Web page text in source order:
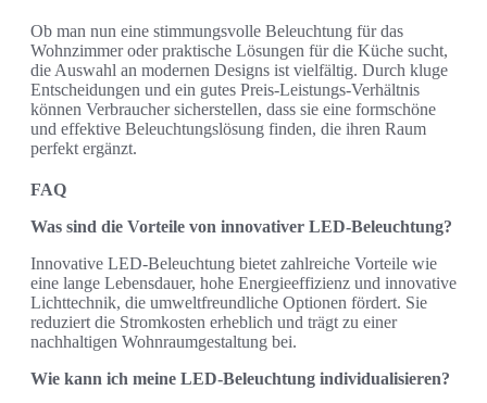
Ob man nun eine stimmungsvolle Beleuchtung für das
Wohnzimmer oder praktische Lösungen für die Küche sucht,
die Auswahl an modernen Designs ist vielfältig. Durch kluge
Entscheidungen und ein gutes Preis-Leistungs-Verhältnis
können Verbraucher sicherstellen, dass sie eine formschöne
und effektive Beleuchtungslösung finden, die ihren Raum
perfekt ergänzt.
FAQ
Was sind die Vorteile von innovativer LED-Beleuchtung?
Innovative LED-Beleuchtung bietet zahlreiche Vorteile wie
eine lange Lebensdauer, hohe Energieeffizienz und innovative
Lichttechnik, die umweltfreundliche Optionen fördert. Sie
reduziert die Stromkosten erheblich und trägt zu einer
nachhaltigen Wohnraumgestaltung bei.
Wie kann ich meine LED-Beleuchtung individualisieren?